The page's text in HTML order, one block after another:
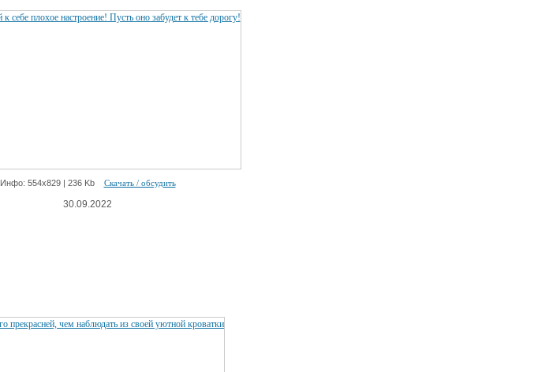
Инфо: 554х829 | 236 Kb Скачать / обсудить
30.09.2022